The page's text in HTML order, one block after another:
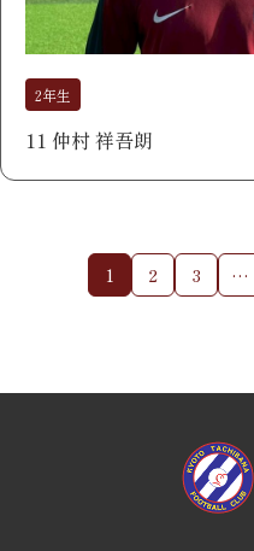
2年生
11 仲村 祥吾朗
1 2 3 …